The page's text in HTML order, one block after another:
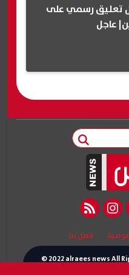
دولار.. أول تعليق رسمي على
عاجل
instagram
rss feed
اتصل بنا
© 2022 alraees news All